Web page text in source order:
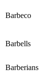
Barbeco
Barbells
Barberians